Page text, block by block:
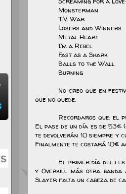
Monsterman
T.V. War
Losers and Winners
Metal Heart
I'm a Rebel
Fast as a Shark
Balls to the Wall
Burning
No creo que en
que no quede.
Recordaros que: el
El pase de un día es de 53€
te devolverán 10 siempre y
Finalmente te costará 10€
El primer día del
y Overkill más otra banda
Slayer falta un cabeza de